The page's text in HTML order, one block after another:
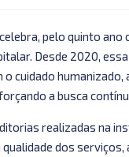
pelo quinto ano
Desde 2020,
cuidado humanizado,
a busca
realizadas na
dos